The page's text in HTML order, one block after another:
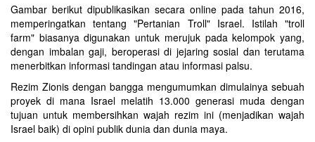
Gambar berikut dipublikasikan secara online pada tahun 2016,
memperingatkan tentang "Pertanian Troll" Israel. Istilah "troll
farm" biasanya digunakan untuk merujuk pada kelompok yang,
dengan imbalan gaji, beroperasi di jejaring sosial dan terutama
menerbitkan informasi tandingan atau informasi palsu.
Rezim Zionis dengan bangga mengumumkan dimulainya sebuah
proyek di mana Israel melatih 13.000 generasi muda dengan
tujuan untuk membersihkan wajah rezim ini (menjadikan wajah
Israel baik) di opini publik dunia dan dunia maya.